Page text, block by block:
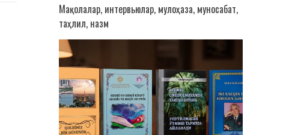
Мақолалар, интервьюлар, мулоҳаза, муносабат,
таҳлил, назм